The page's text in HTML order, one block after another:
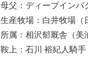
母父：ディープインパ
生産牧場：白井牧場（
所属：相沢郁厩舎（美
鞍上：石川 裕紀人騎手